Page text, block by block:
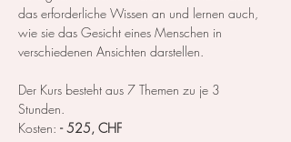
das erforderliche Wissen an und lernen auch,
wie sie das Gesicht eines Menschen in
verschiedenen Ansichten darstellen.
Der Kurs besteht aus 7 Themen zu je 3
Stunden.
Kosten: - 525, CHF